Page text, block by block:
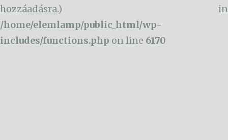
hozzáadásra.) in
/home/elemlamp/public_html/wp-
includes/functions.php on line 6170